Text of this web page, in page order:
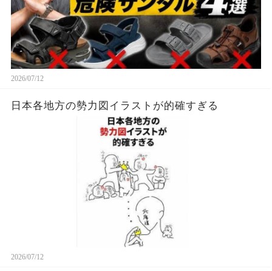
2026/07/12
日本各地方の勢力図イラストが的確すぎる
2026/07/12